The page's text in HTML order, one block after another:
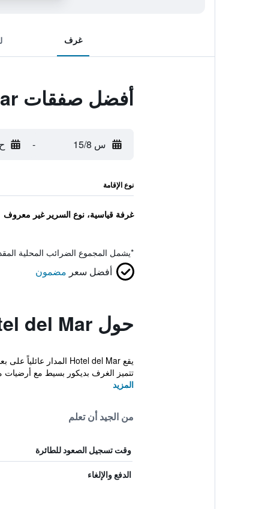
غرف
أفضل صفقات Hotel del Mar
س 15/8 - ح 16/8
نوع الإقامة
غرفة قياسية، نوع السرير غير معروف
*يشمل المجموع الضرائب المحلية
أفضل سعر مضمون
حول Hotel del Mar
تتميز الغرف بديكور بسيط مع أرضيات
المزيد
من الجيد أن تعلم
وقت تسجيل الصعود للطائرة
الدفع والإلغاء